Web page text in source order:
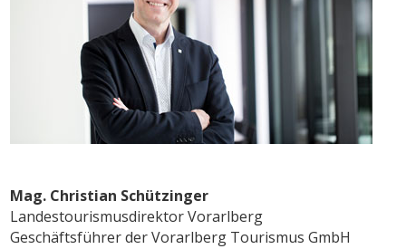
Mag. Christian Schützinger
Landestourismusdirektor Vorarlberg
Geschäftsführer der Vorarlberg Tourismus GmbH